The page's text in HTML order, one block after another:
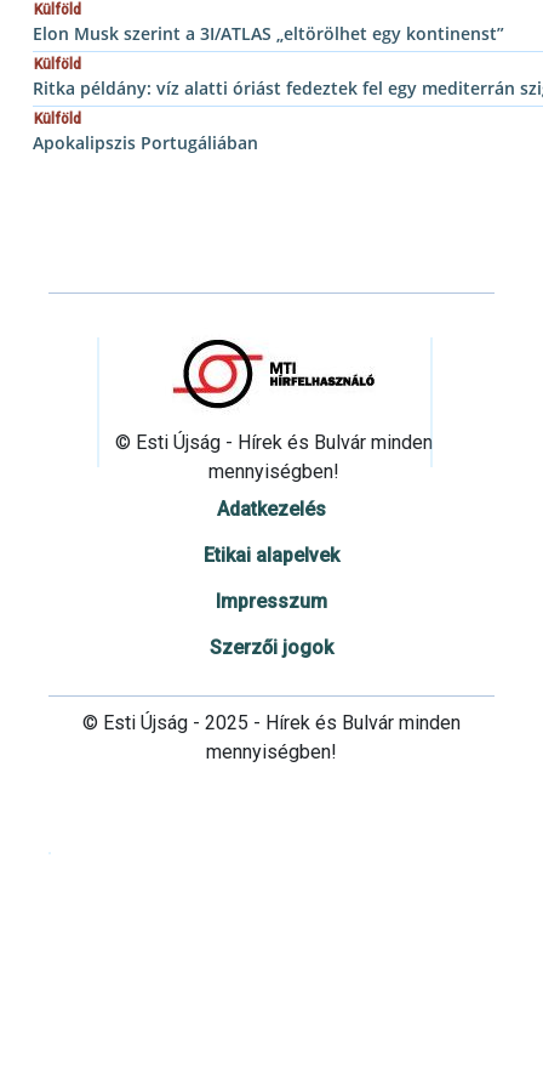
Külföld
Elon Musk szerint a 3I/ATLAS „eltörölhet egy kontinenst”
Külföld
Ritka példány: víz alatti óriást fedeztek fel egy mediterrán
Külföld
Apokalipszis Portugáliában
© Esti Újság - Hírek és Bulvár minden
mennyiségben!
Adatkezelés
Etikai alapelvek
Impresszum
Szerzői jogok
© Esti Újság - 2025 - Hírek és Bulvár minden
mennyiségben!